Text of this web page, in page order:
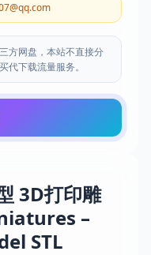
3D打印雕
–
STL
方网盘，本站不直接分
代下载流量服务。